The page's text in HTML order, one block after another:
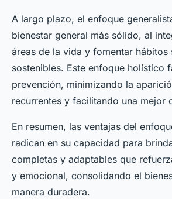
A largo plazo, el enfoque
bienestar general más sólido, al
áreas de la vida y fomentar hábitos
sostenibles. Este enfoque holístico
prevención, minimizando la
recurrentes y facilitando una mejor
En resumen, las ventajas del
radican en su capacidad para
completas y adaptables que
y emocional, consolidando el
manera duradera.